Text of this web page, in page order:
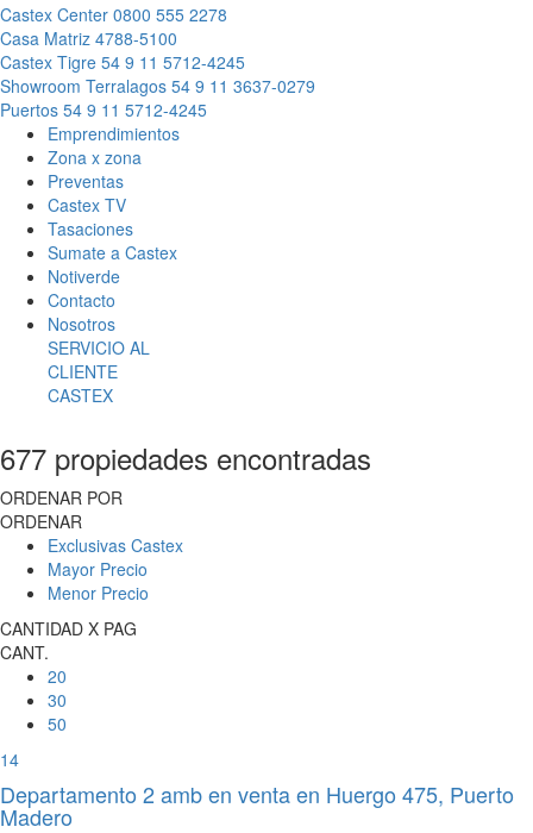
Castex Center 0800 555 2278
Casa Matriz 4788-5100
Castex Tigre 54 9 11 5712-4245
Showroom Terralagos 54 9 11 3637-0279
Puertos 54 9 11 5712-4245
Emprendimientos
Zona x zona
Preventas
Castex TV
Tasaciones
Sumate a Castex
Notiverde
Contacto
Nosotros
SERVICIO AL
CLIENTE
CASTEX
677 propiedades encontradas
ORDENAR POR
ORDENAR
Exclusivas Castex
Mayor Precio
Menor Precio
CANTIDAD X PAG
CANT.
20
30
50
14
Departamento 2 amb en venta en Huergo 475, Puerto
Madero